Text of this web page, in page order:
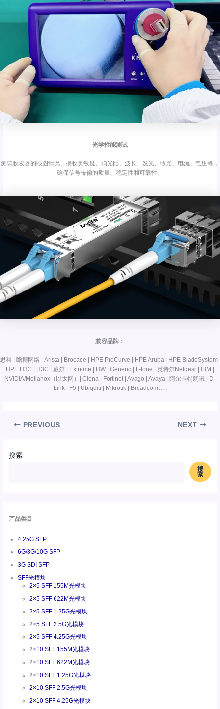
搜索
搜
索
产品类目
4.25G SFP
6G/8G/10G SFP
3G SDI SFP
SFF光模块
2×5 SFF 155M光模块
2×5 SFF 622M光模块
2×5 SFF 1.25G光模块
2×5 SFF 2.5G光模块
2×5 SFF 4.25G光模块
2×10 SFF 155M光模块
2×10 SFF 622M光模块
2×10 SFF 1.25G光模块
2×10 SFF 2.5G光模块
2×10 SFF 4.25G光模块
光学性能测试
测试收发器的眼图情况、接收灵敏度、消光比、波长、发光、收光、电流、电压等，
确保信号传输的质量、稳定性和可靠性。
兼容品牌：
思科 | 瞻博网络 | Arista | Brocade | HPE ProCurve | HPE Aruba | HPE BladeSystem |
HPE H3C | H3C | 戴尔 | Extreme | HW | Generic | F-tone | 英特尔Netgear | IBM |
NVIDIA/Mellanox（以太网）| Ciena | Fortinet | Avago | Avaya | 阿尔卡特朗讯 | D-
Link | F5 | Ubiquiti | Mikrotik | Broadcom…..
PREVIOUS NEXT